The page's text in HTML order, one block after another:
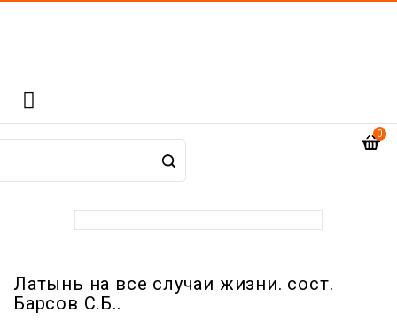

0
Латынь на все случаи жизни. сост.
Барсов С.Б..